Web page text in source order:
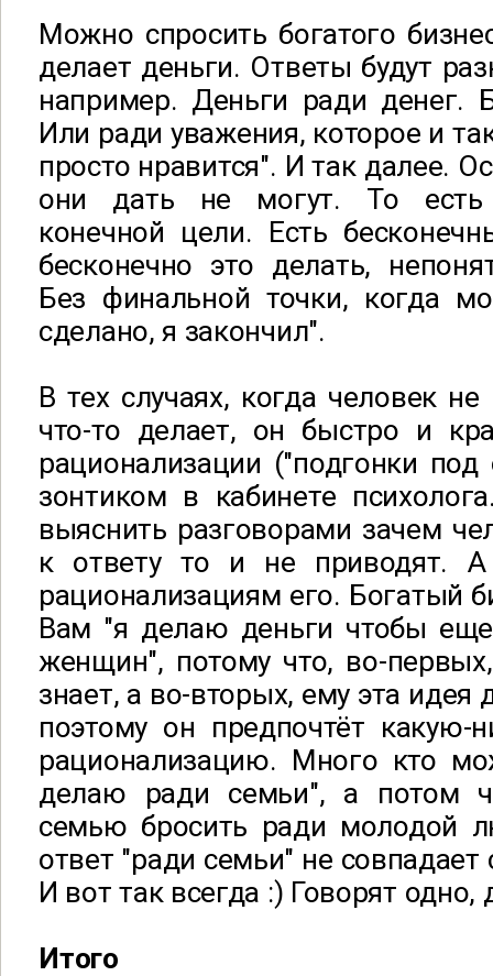
Можно спросить богатого
делает деньги. Ответы будут
например. Деньги ради денег.
Или ради уважения, которое и
просто нравится". И так далее.
они дать не могут. То есть
конечной цели. Есть
бесконечно это делать,
Без финальной точки, когда
сделано, я закончил".
В тех случаях, когда человек
что-то делает, он быстро и
рационализации ("подгонки
зонтиком в кабинете
выяснить разговорами зачем
к ответу то и не приводят.
рационализациям его. Богатый
Вам "я делаю деньги чтобы
женщин", потому что, во-
знает, а во-вторых, ему эта идея
поэтому он предпочтёт какую-
рационализацию. Много кто
делаю ради семьи", а потом
семью бросить ради молодой
ответ "ради семьи" не
И вот так всегда :) Говорят одно,
Итого